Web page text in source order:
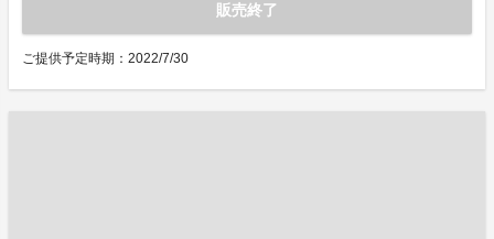
販売終了
ご提供予定時期：2022/7/30